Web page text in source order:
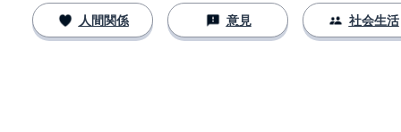
人間関係 意見 社会生活